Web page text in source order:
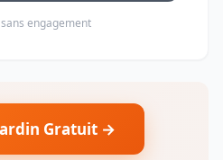
engagement
Gratuit →